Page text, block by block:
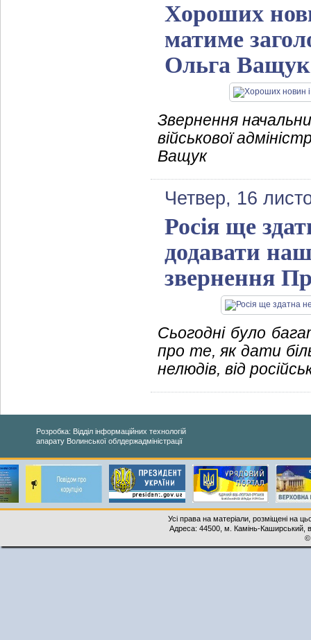
Хороших
матиме
Ольга Ващук
Звернення
військової
Ващук
Четвер, 16
Росія ще
додавати
звернення
Сьогодні було
про те, як дати
нелюдів, від
Розробка: Відділ інформаційних технологій
апарату Волинської облдержадміністрації
Усі права на матеріали, розміщені на
Адреса: 44500, м. Камінь-Каширський,
©